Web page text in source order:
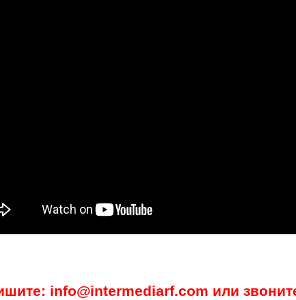
info@intermediarf.com или